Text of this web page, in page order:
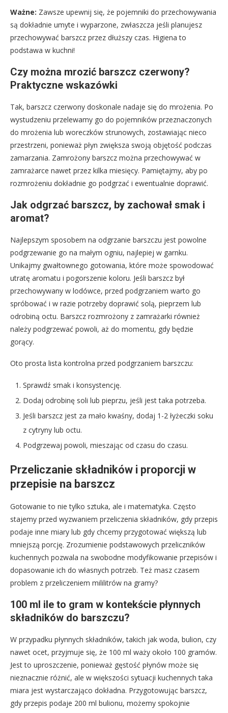
Ważne: Zawsze upewnij się, że pojemniki do przechowywania
są dokładnie umyte i wyparzone, zwłaszcza jeśli planujesz
przechowywać barszcz przez dłuższy czas. Higiena to
podstawa w kuchni!
Czy można mrozić barszcz czerwony?
Praktyczne wskazówki
Tak, barszcz czerwony doskonale nadaje się do mrożenia. Po
wystudzeniu przelewamy go do pojemników przeznaczonych
do mrożenia lub woreczków strunowych, zostawiając nieco
przestrzeni, ponieważ płyn zwiększa swoją objętość podczas
zamarzania. Zamrożony barszcz można przechowywać w
zamrażarce nawet przez kilka miesięcy. Pamiętajmy, aby po
rozmrożeniu dokładnie go podgrzać i ewentualnie doprawić.
Jak odgrzać barszcz, by zachował smak i
aromat?
Najlepszym sposobem na odgrzanie barszczu jest powolne
podgrzewanie go na małym ogniu, najlepiej w garnku.
Unikajmy gwałtownego gotowania, które może spowodować
utratę aromatu i pogorszenie koloru. Jeśli barszcz był
przechowywany w lodówce, przed podgrzaniem warto go
spróbować i w razie potrzeby doprawić solą, pieprzem lub
odrobiną octu. Barszcz rozmrożony z zamrażarki również
należy podgrzewać powoli, aż do momentu, gdy będzie
gorący.
Oto prosta lista kontrolna przed podgrzaniem barszczu:
Sprawdź smak i konsystencję.
Dodaj odrobinę soli lub pieprzu, jeśli jest taka potrzeba.
Jeśli barszcz jest za mało kwaśny, dodaj 1-2 łyżeczki soku
z cytryny lub octu.
Podgrzewaj powoli, mieszając od czasu do czasu.
Przeliczanie składników i proporcji w
przepisie na barszcz
Gotowanie to nie tylko sztuka, ale i matematyka. Często
stajemy przed wyzwaniem przeliczenia składników, gdy przepis
podaje inne miary lub gdy chcemy przygotować większą lub
mniejszą porcję. Zrozumienie podstawowych przeliczników
kuchennych pozwala na swobodne modyfikowanie przepisów i
dopasowanie ich do własnych potrzeb. Też masz czasem
problem z przeliczeniem mililitrów na gramy?
100 ml ile to gram w kontekście płynnych
składników do barszczu?
W przypadku płynnych składników, takich jak woda, bulion, czy
nawet ocet, przyjmuje się, że 100 ml waży około 100 gramów.
Jest to uproszczenie, ponieważ gęstość płynów może się
nieznacznie różnić, ale w większości sytuacji kuchennych taka
miara jest wystarczająco dokładna. Przygotowując barszcz,
gdy przepis podaje 200 ml bulionu, możemy spokojnie